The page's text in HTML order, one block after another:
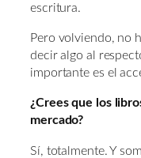
escritura.
Pero volviendo, no
decir algo al
importante es el
¿Crees que los
mercado?
Sí, totalmente. Y